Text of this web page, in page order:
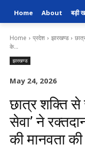
Home About बड़ी
Home प्रदेश झारखण्ड
के...
झारखण्ड
May 24, 2026
छात्र शक्ति
सेवा’ ने
की मानवता